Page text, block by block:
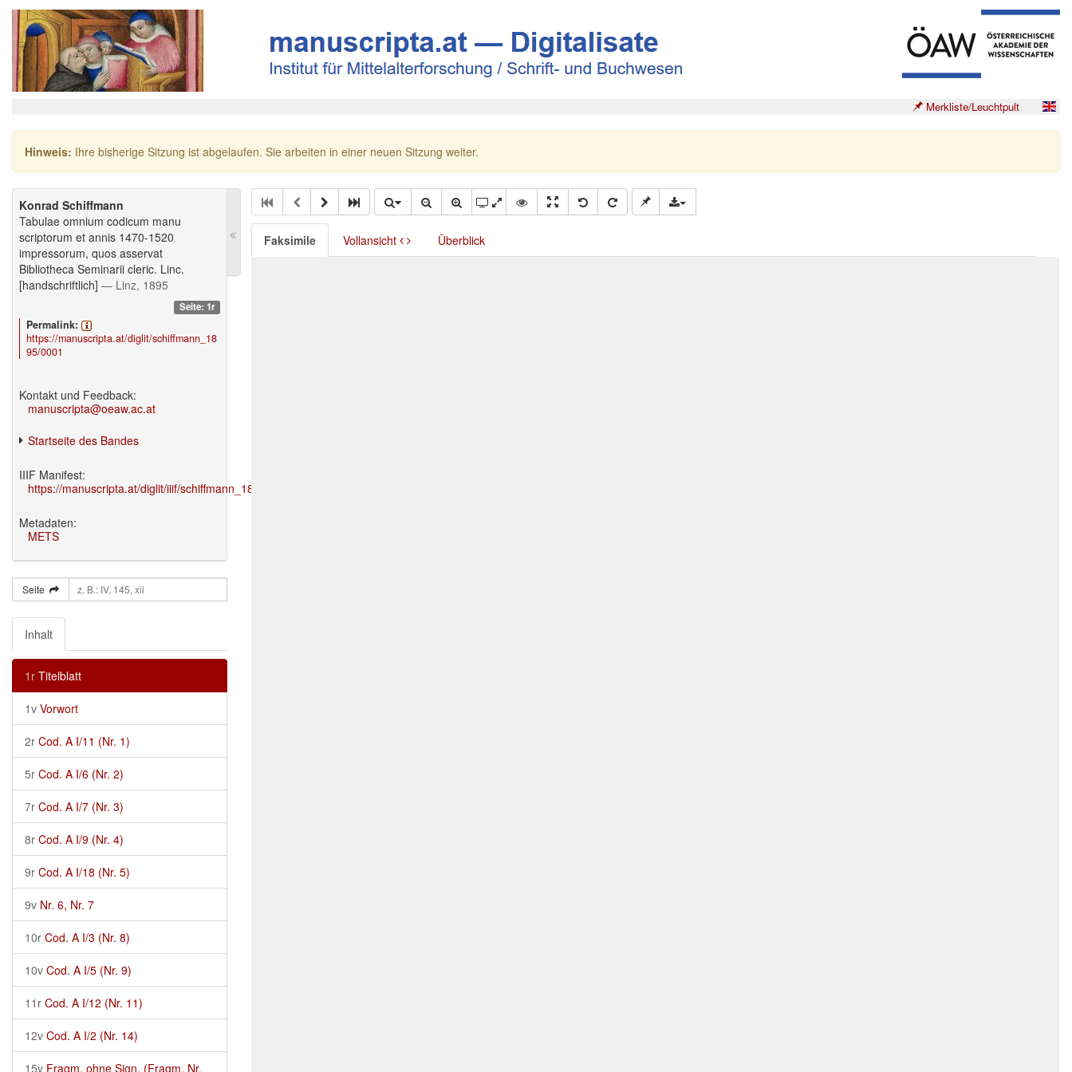
Merkliste/Leuchtpult
Hinweis: Ihre bisherige Sitzung ist abgelaufen. Sie arbeiten in einer neuen Sitzung weiter.
Konrad Schiffmann
Tabulae omnium codicum manu
scriptorum et annis 1470-1520
impressorum, quos asservat
Bibliotheca Seminarii cleric. Linc.
[handschriftlich] — Linz, 1895
Seite: 1r
Permalink:
https://manuscripta.at/diglit/schiffmann_18
95/0001
Kontakt und Feedback:
manuscripta@oeaw.ac.at
Startseite des Bandes
IIIF Manifest:
https://manuscripta.at/diglit/iiif/schiffmann_1895/manifest.json
Metadaten:
METS
Seite
Inhalt
1r Titelblatt
1v Vorwort
2r Cod. A I/11 (Nr. 1)
5r Cod. A I/6 (Nr. 2)
7r Cod. A I/7 (Nr. 3)
8r Cod. A I/9 (Nr. 4)
9r Cod. A I/18 (Nr. 5)
9v Nr. 6, Nr. 7
10r Cod. A I/3 (Nr. 8)
10v Cod. A I/5 (Nr. 9)
11r Cod. A I/12 (Nr. 11)
12v Cod. A I/2 (Nr. 14)
15v Fragm. ohne Sign. (Fragm. Nr.
Faksimile Vollansicht Überblick